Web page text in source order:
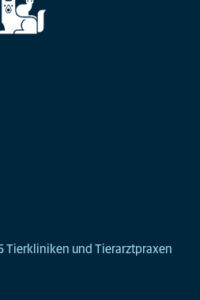
Tierkliniken und Tierarztpraxen